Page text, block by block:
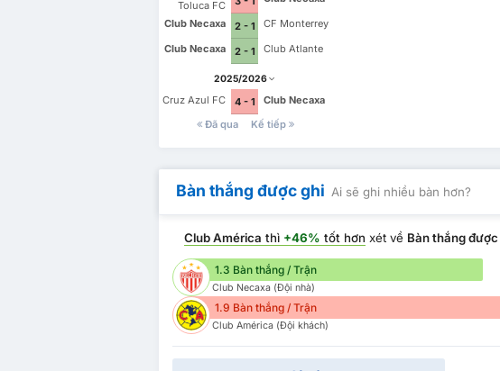
Toluca FC
Club Necaxa
2 - 1
CF Monterrey
Club Necaxa
2 - 1 Club Atlante
2025/2026
Cruz Azul FC 4 - 1
Club Necaxa
Đã qua
Kế tiếp
Bàn thắng được ghi Ai sẽ ghi nhiều bàn hơn?
Club América thì +46% tốt hơn xét về Bàn thắng được
1.3 Bàn thắng / Trận
Club Necaxa (Đội nhà)
1.9 Bàn thắng / Trận
Club América (Đội khách)